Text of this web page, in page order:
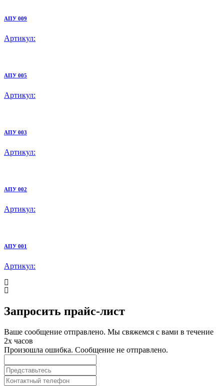
АПУ 009
Артикул:
АПУ 005
Артикул:
АПУ 003
Артикул:
АПУ 002
Артикул:
АПУ 001
Артикул:
Запросить прайс-лист
Ваше сообщение отправлено. Мы свяжемся с вами в течение
2х часов
Произошла ошибка. Сообщение не отправлено.